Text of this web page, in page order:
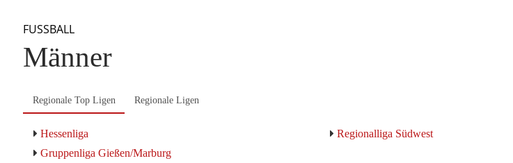
FUSSBALL
Männer
Regionale Top Ligen Regionale Ligen
Hessenliga Regionalliga Südwest
Gruppenliga Gießen/Marburg